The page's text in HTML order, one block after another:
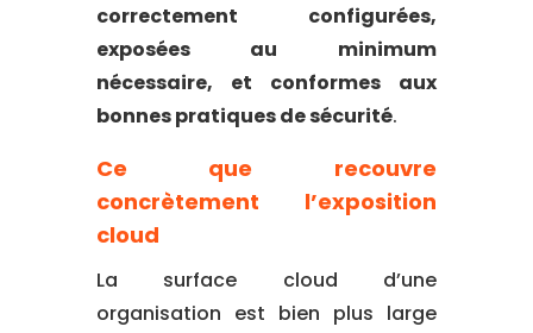
correctement configurées,
exposées au minimum
nécessaire, et conformes aux
bonnes pratiques de sécurité.
Ce que recouvre
concrètement l’exposition
cloud
La surface cloud d’une
organisation est bien plus large